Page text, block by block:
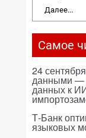
Далее...
Самое
24
данными —
данных к
Т-Банк
языковых